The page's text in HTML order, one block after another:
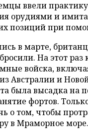
ввели
орудиями и
позиций при
в марте,
На этот
войска,
Австралии и
была высадка на
фортов.
о том, чтобы
в Мраморное море.